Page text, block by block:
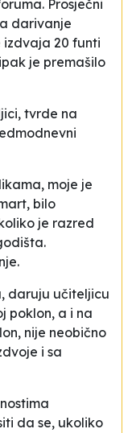
Prosječni
darivanje
izdvaja 20 funti
je premašilo
tvrde na
moje je
bilo
je razred
daruju učiteljicu
poklon, a i na
nije neobično
i sa
da se, ukoliko